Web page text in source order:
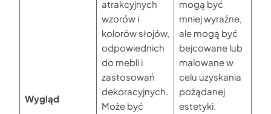
Wygląd
atrakcyjnych
wzorów i
kolorów słojów,
odpowiednich
do mebli i
zastosowań
dekoracyjnych.
Może być
mogą być
mniej wyraźne,
ale mogą być
bejcowane lub
malowane w
celu uzyskania
pożądanej
estetyki.